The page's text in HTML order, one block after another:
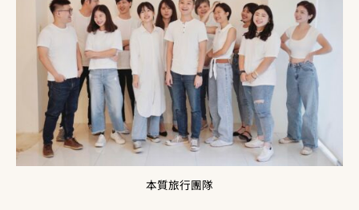
本質旅行團隊